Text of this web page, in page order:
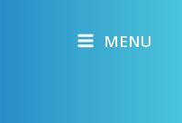
MENU